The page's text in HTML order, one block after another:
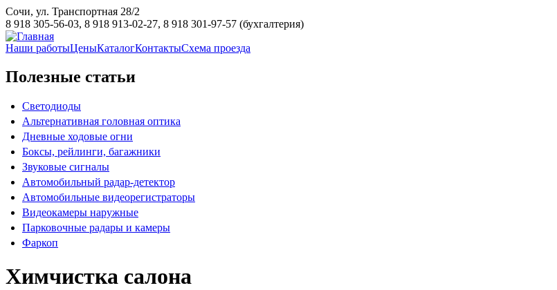
Сочи, ул. Транспортная 28/2
8 918 305-56-03, 8 918 913-02-27, 8 918 301-97-57 (бухгалтерия)
Наши работыЦеныКаталогКонтактыСхема проезда
Полезные статьи
Светодиоды
Альтернативная головная оптика
Дневные ходовые огни
Боксы, рейлинги, багажники
Звуковые сигналы
Автомобильный радар-детектор
Автомобильные видеорегистраторы
Видеокамеры наружные
Парковочные радары и камеры
Фаркоп
Химчистка салона